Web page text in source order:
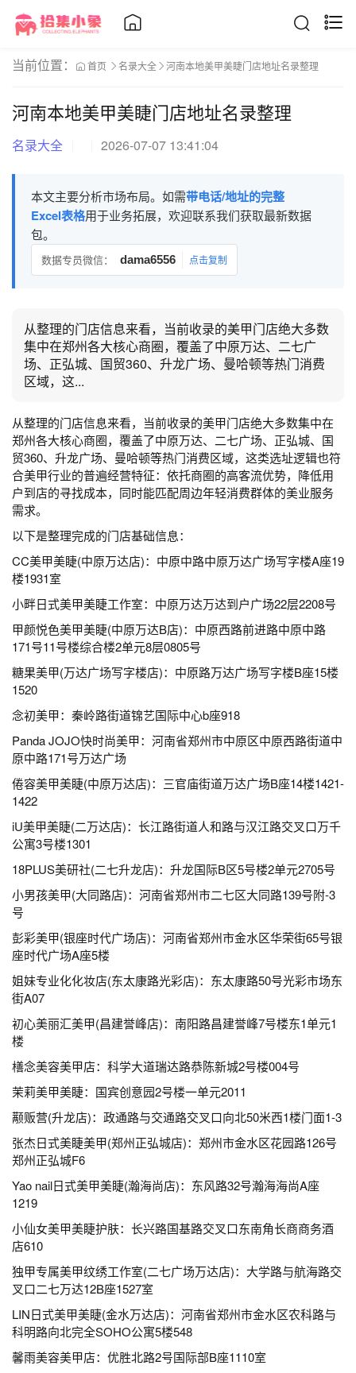
当前位置： 首页 名录大全 河南本地美甲美睫门店地址名录整理
河南本地美甲美睫门店地址名录整理
名录大全 2026-07-07 13:41:04
本文主要分析市场布局。如需带电话/地址的完整
Excel表格用于业务拓展，欢迎联系我们获取最新数据
包。
数据专员微信： dama6556 点击复制
从整理的门店信息来看，当前收录的美甲门店绝大多数
集中在郑州各大核心商圈，覆盖了中原万达、二七广
场、正弘城、国贸360、升龙广场、曼哈顿等热门消费
区域，这...
从整理的门店信息来看，当前收录的美甲门店绝大多数集中在
郑州各大核心商圈，覆盖了中原万达、二七广场、正弘城、国
贸360、升龙广场、曼哈顿等热门消费区域，这类选址逻辑也符
合美甲行业的普遍经营特征：依托商圈的高客流优势，降低用
户到店的寻找成本，同时能匹配周边年轻消费群体的美业服务
需求。
以下是整理完成的门店基础信息：
CC美甲美睫(中原万达店)：中原中路中原万达广场写字楼A座19
楼1931室
小畔日式美甲美睫工作室：中原万达万达到户广场22层2208号
甲颜悦色美甲美睫(中原万达B店)：中原西路前进路中原中路
171号11号楼综合楼2单元8层0805号
糖果美甲(万达广场写字楼店)：中原路万达广场写字楼B座15楼
1520
念初美甲：秦岭路街道锦艺国际中心b座918
Panda JOJO快时尚美甲：河南省郑州市中原区中原西路街道中
原中路171号万达广场
倦容美甲美睫(中原万达店)：三官庙街道万达广场B座14楼1421-
1422
iU美甲美睫(二万达店)：长江路街道人和路与汉江路交叉口万千
公寓3号楼1301
18PLUS美研社(二七升龙店)：升龙国际B区5号楼2单元2705号
小男孩美甲(大同路店)：河南省郑州市二七区大同路139号附-3
号
彭彩美甲(银座时代广场店)：河南省郑州市金水区华荣街65号银
座时代广场A座5楼
姐妹专业化化妆店(东太康路光彩店)：东太康路50号光彩市场东
街A07
初心美丽汇美甲(昌建誉峰店)：南阳路昌建誉峰7号楼东1单元1
楼
橏念美容美甲店：科学大道瑞达路恭陈新城2号楼004号
茉莉美甲美睫：国宾创意园2号楼一单元2011
颟贩营(升龙店)：政通路与交通路交叉口向北50米西1楼门面1-3
张杰日式美睫美甲(郑州正弘城店)：郑州市金水区花园路126号
郑州正弘城F6
Yao nail日式美甲美睫(瀚海尚店)：东风路32号瀚海海尚A座
1219
小仙女美甲美睫护肤：长兴路国基路交叉口东南角长商商务酒
店610
独甲专属美甲纹绣工作室(二七广场万达店)：大学路与航海路交
叉口二七万达12B座1527室
LIN日式美甲美睫(金水万达店)：河南省郑州市金水区农科路与
科明路向北完全SOHO公寓5楼548
馨雨美容美甲店：优胜北路2号国际部B座1110室